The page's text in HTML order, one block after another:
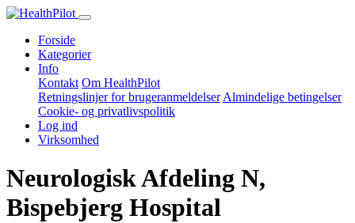
Forside
Kategorier
Info
Kontakt Om HealthPilot
Retningslinjer for brugeranmeldelser Almindelige betingelser
Cookie- og privatlivspolitik
Log ind
Virksomhed
Neurologisk Afdeling N,
Bispebjerg Hospital